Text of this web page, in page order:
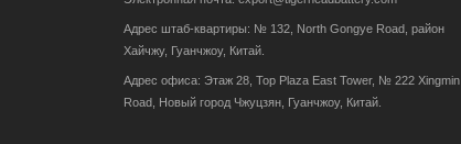
Адрес штаб-квартиры: № 132, North Gongye Road, район
Хайчжу, Гуанчжоу, Китай.
Адрес офиса: Этаж 28, Top Plaza East Tower, № 222 Xingmin
Road, Новый город Чжуцзян, Гуанчжоу, Китай.